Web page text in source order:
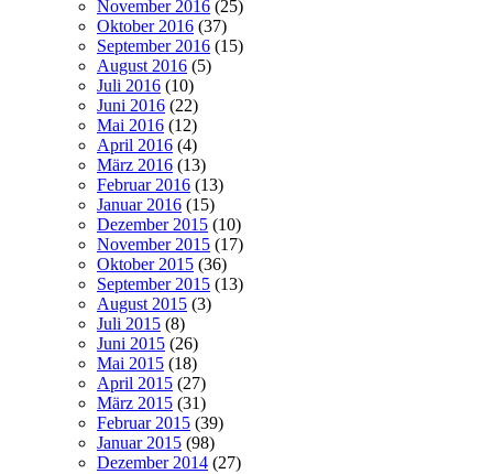
November 2016 (25)
Oktober 2016 (37)
September 2016 (15)
August 2016 (5)
Juli 2016 (10)
Juni 2016 (22)
Mai 2016 (12)
April 2016 (4)
März 2016 (13)
Februar 2016 (13)
Januar 2016 (15)
Dezember 2015 (10)
November 2015 (17)
Oktober 2015 (36)
September 2015 (13)
August 2015 (3)
Juli 2015 (8)
Juni 2015 (26)
Mai 2015 (18)
April 2015 (27)
März 2015 (31)
Februar 2015 (39)
Januar 2015 (98)
Dezember 2014 (27)